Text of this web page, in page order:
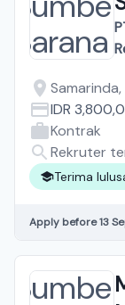
IDR
Kontrak
Rekruter
Terima
Apply before 13